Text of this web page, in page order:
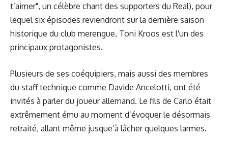
t’aimer", un célèbre chant des supporters du Real), pour
lequel six épisodes reviendront sur la dernière saison
historique du club merengue, Toni Kroos est l'un des
principaux protagonistes.
Plusieurs de ses coéquipiers, mais aussi des membres
du staff technique comme Davide Ancelotti, ont été
invités à parler du joueur allemand. Le fils de Carlo était
extrêmement ému au moment d’évoquer le désormais
retraité, allant même jusque’à lâcher quelques larmes.